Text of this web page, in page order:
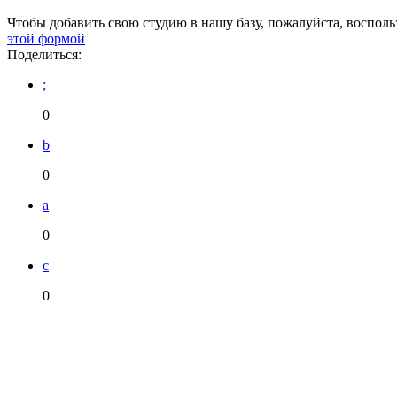
Чтобы добавить свою студию в нашу базу, пожалуйста,
этой формой
Поделиться:
;
0
b
0
a
0
c
0